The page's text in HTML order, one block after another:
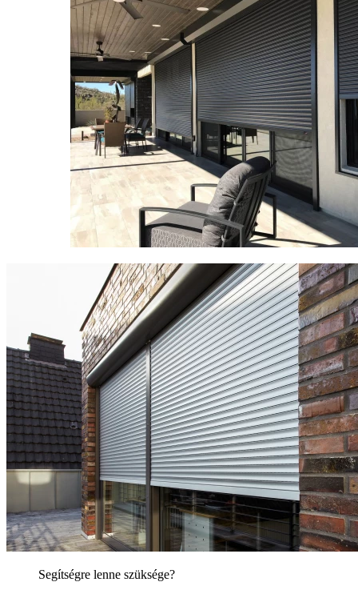
Segítségre lenne szüksége?